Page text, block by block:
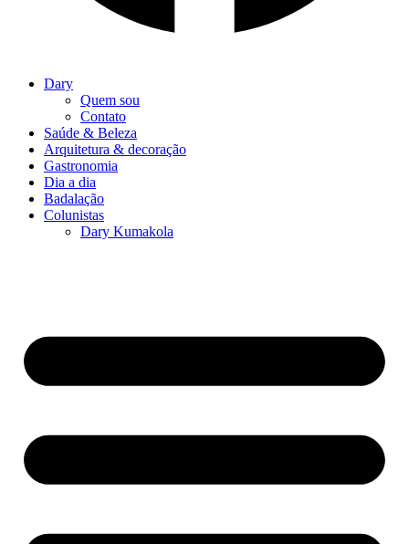
Dary
Quem sou
Contato
Saúde & Beleza
Arquitetura & decoração
Gastronomia
Dia a dia
Badalação
Colunistas
Dary Kumakola